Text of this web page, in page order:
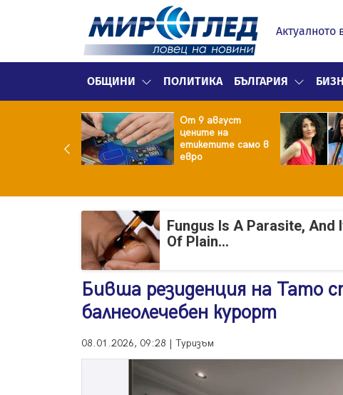
Актуалното
ОБЩИНИ ПОЛИТИКА БЪЛГАРИЯ
От 9 август
цените на
етикетите само в
евро
Fungus Is A Parasite, And
Of Plain...
Бивша резиденция на Тато
балнеолечебен курорт
08.01.2026, 09:28 | Туризъм